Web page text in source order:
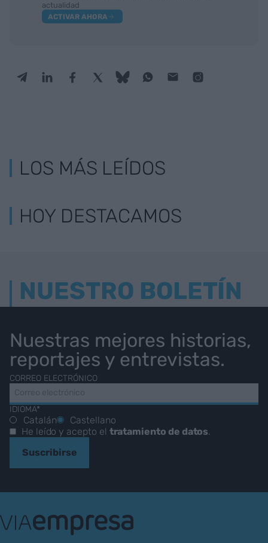
actualidad
ACTIVAR AHORA
LOS MÁS LEÍDOS
HOY DESTACAMOS
NUESTRO BOLETÍN
Nuestras mejores historias,
reportajes y entrevistas.
CORREO ELECTRÓNICO
IDIOMA*
Catalán
Castellano
He leído y acepto el tratamiento de datos.
Suscribirse